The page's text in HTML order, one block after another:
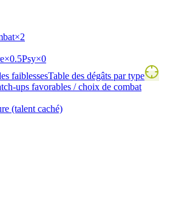
×2
×0.5Psy×0
faiblessesTable des dégâts par type
ups favorables / choix de combat
(talent caché)